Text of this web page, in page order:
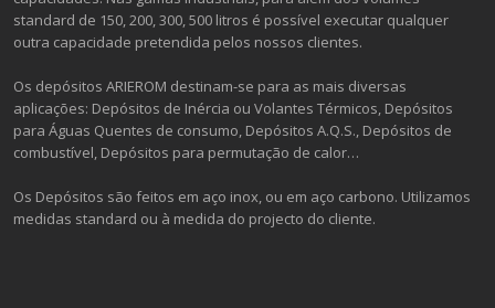
standard de 150, 200, 300, 500 litros é possível executar qualquer
outra capacidade pretendida pelos nossos clientes.
Os depósitos ARIEROM destinam-se para as mais diversas
aplicações: Depósitos de Inércia ou Volantes Térmicos, Depósitos
para Águas Quentes de consumo, Depósitos A.Q.S., Depósitos de
combustível, Depósitos para permutação de calor…
Os Depósitos são feitos em aço inox, ou em aço carbono. Utilizamos
medidas standard ou à medida do projecto do cliente.